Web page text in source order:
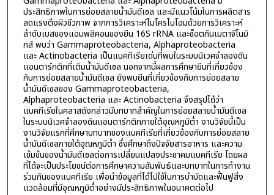
ประสิทธิภาพในการย่อยสลายน้ำมันดีเซล และมีแนวโน้มในการผลิตสาร
ลดแรงตึงผิวชีวภาพ จากการวิเคราะห์ไมโครไบโอมด้วยการวิเคราะห์
ลำดับเบสของแอมพลิคอนของยีน 16S rRNA และช็อตกันเมตาจีโนมิ
กส์ พบว่า Gammaproteobacteria, Alphaproteobacteria
และ Actinobacteria เป็นแบคทีเรียเด่นที่พบในระบบนิเวศจำลองดิน
แอนตาร์กติกที่เติมน้ำมันดีเซล นอกจากนี้ผลการศึกษายีนที่เกี่ยวข้อง
กับการย่อยสลายน้ำมันดีเซล ยังพบยีนที่เกี่ยวข้องกับการย่อยสลาย
น้ำมันดีเซลของ Gammaproteobacteria,
Alphaproteobacteria และ Actinobacteria จึงสรุปได้ว่า
แบคทีเรียในคลาสดังกล่าวมีบทบาทสำคัญในการย่อยสลายน้ำมันดีเซล
ในระบบนิเวศจำลองดินแอนตาร์กติกภายใต้อุณหภูมิต่ำ งานวิจัยนี้เป็น
งานวิจัยแรกที่ศึกษาบทบาทของแบคทีเรียที่เกี่ยวข้องกับการย่อยสลาย
น้ำมันดีเซลภายใต้อุณหภูมิต่ำ ซึ่งศึกษาถึงปัจจัยสารอาหาร และความ
เข้มข้นของน้ำมันดีเซลต่อการเปลี่ยนแปลงประชาคมแบคทีเรีย โดยผล
ที่ได้จะเป็นประโยชน์ต่อการศึกษาความสัมพันธ์และบทบาทในการทำงาน
ร่วมกันของแบคทีเรีย เพื่อนำข้อมูลที่ได้ไปใช้ในการบำบัดและฟื้นฟูสิ่ง
แวดล้อมที่มีอุณหภูมิต่ำอย่างมีประสิทธิภาพในอนาคตต่อไป